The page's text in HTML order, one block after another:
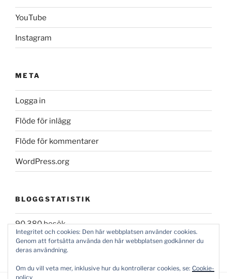
YouTube
Instagram
META
Logga in
Flöde för inlägg
Flöde för kommentarer
WordPress.org
BLOGGSTATISTIK
90 380 besök
Integritet och cookies: Den här webbplatsen använder cookies.
Genom att fortsätta använda den här webbplatsen godkänner du
deras användning.
Om du vill veta mer, inklusive hur du kontrollerar cookies, se: Cookie-
policy